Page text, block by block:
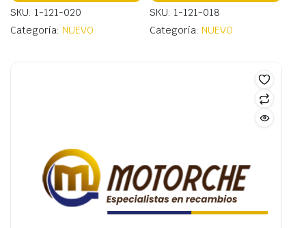
SKU: 1-121-020
Categoría: NUEVO
SKU: 1-121-018
Categoría: NUEVO